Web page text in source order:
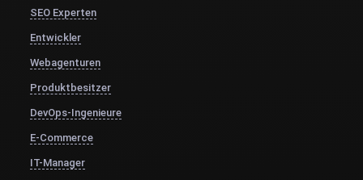
SEO Experten
Entwickler
Webagenturen
Produktbesitzer
DevOps-Ingenieure
E-Commerce
IT-Manager